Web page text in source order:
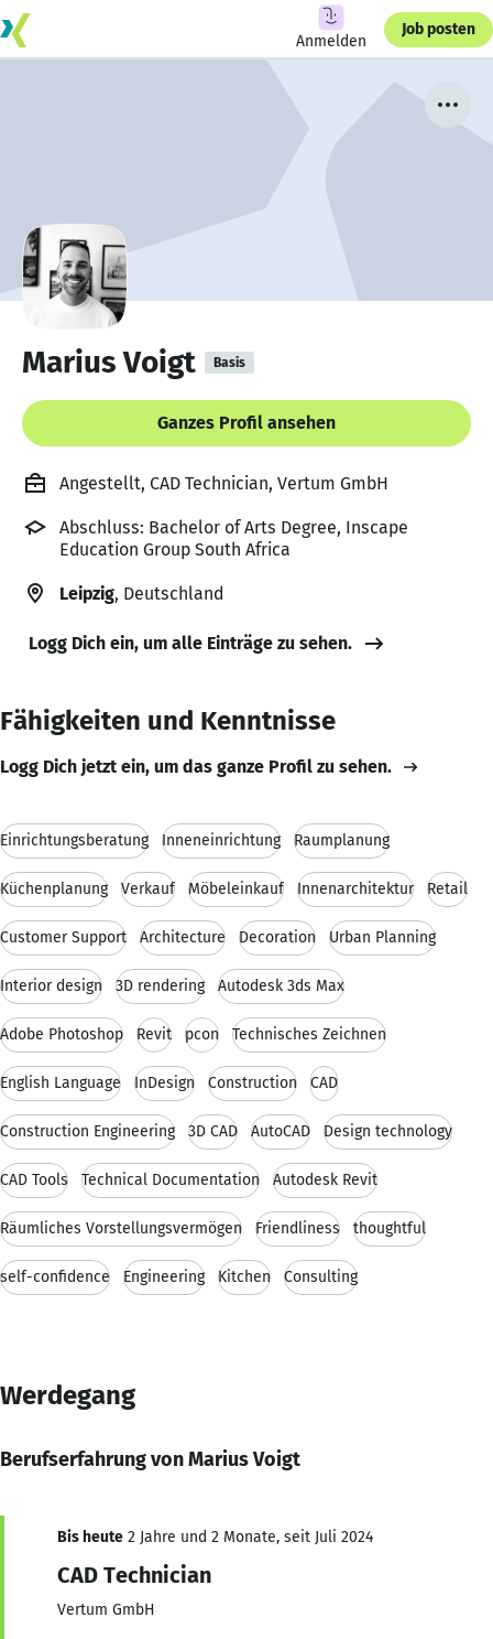
Anmelden
Job posten
Marius Voigt Basis
Ganzes Profil ansehen
Angestellt, CAD Technician, Vertum GmbH
Abschluss: Bachelor of Arts Degree, Inscape
Education Group South Africa
Leipzig, Deutschland
Logg Dich ein, um alle Einträge zu sehen.
Fähigkeiten und Kenntnisse
Logg Dich jetzt ein, um das ganze Profil zu sehen.
Einrichtungsberatung Inneneinrichtung Raumplanung
Küchenplanung Verkauf Möbeleinkauf Innenarchitektur Retail
Customer Support Architecture Decoration Urban Planning
Interior design 3D rendering Autodesk 3ds Max
Adobe Photoshop Revit pcon Technisches Zeichnen
English Language InDesign Construction CAD
Construction Engineering 3D CAD AutoCAD Design technology
CAD Tools Technical Documentation Autodesk Revit
Räumliches Vorstellungsvermögen Friendliness thoughtful
self-confidence Engineering Kitchen Consulting
Werdegang
Berufserfahrung von Marius Voigt
Bis heute 2 Jahre und 2 Monate, seit Juli 2024
CAD Technician
Vertum GmbH